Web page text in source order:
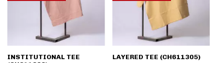
INSTITUTIONAL TEE
LAYERED TEE (CH611305)